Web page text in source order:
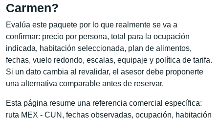
Carmen?
Evalúa este paquete por lo que realmente se va a
confirmar: precio por persona, total para la ocupación
indicada, habitación seleccionada, plan de alimentos,
fechas, vuelo redondo, escalas, equipaje y política de tarifa.
Si un dato cambia al revalidar, el asesor debe proponerte
una alternativa comparable antes de reservar.
Esta página resume una referencia comercial específica:
ruta MEX - CUN, fechas observadas, ocupación, habitación